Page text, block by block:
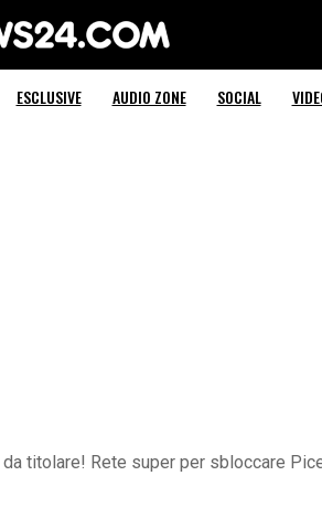
24
ESCLUSIVE AUDIO ZONE SOCIAL
titolare! Rete super per sbloccare